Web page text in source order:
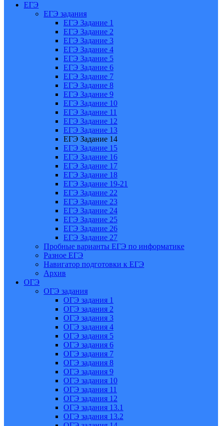
ЕГЭ
ЕГЭ задания
ЕГЭ Задание 1
ЕГЭ Задание 2
ЕГЭ Задание 3
ЕГЭ Задание 4
ЕГЭ Задание 5
ЕГЭ Задание 6
ЕГЭ Задание 7
ЕГЭ Задание 8
ЕГЭ Задание 9
ЕГЭ Задание 10
ЕГЭ Задание 11
ЕГЭ Задание 12
ЕГЭ Задание 13
ЕГЭ Задание 14
ЕГЭ Задание 15
ЕГЭ Задание 16
ЕГЭ Задание 17
ЕГЭ Задание 18
ЕГЭ Задание 19-21
ЕГЭ Задание 22
ЕГЭ Задание 23
ЕГЭ Задание 24
ЕГЭ Задание 25
ЕГЭ Задание 26
ЕГЭ Задание 27
Пробные варианты ЕГЭ по информатике
Разное ЕГЭ
Навигатор подготовки к ЕГЭ
Архив
ОГЭ
ОГЭ задания
ОГЭ задания 1
ОГЭ задания 2
ОГЭ задания 3
ОГЭ задания 4
ОГЭ задания 5
ОГЭ задания 6
ОГЭ задания 7
ОГЭ задания 8
ОГЭ задания 9
ОГЭ задания 10
ОГЭ задания 11
ОГЭ задания 12
ОГЭ задания 13.1
ОГЭ задания 13.2